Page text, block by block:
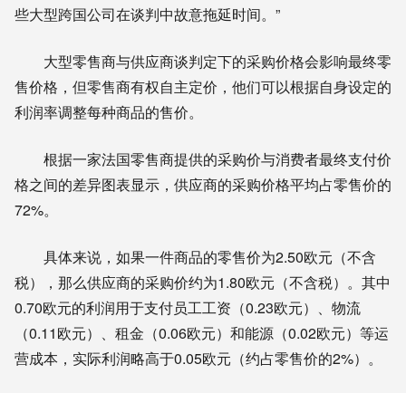
些大型跨国公司在谈判中故意拖延时间。”
大型零售商与供应商谈判定下的采购价格会影响最终零
售价格，但零售商有权自主定价，他们可以根据自身设定的
利润率调整每种商品的售价。
根据一家法国零售商提供的采购价与消费者最终支付价
格之间的差异图表显示，供应商的采购价格平均占零售价的
72%。
具体来说，如果一件商品的零售价为2.50欧元（不含
税），那么供应商的采购价约为1.80欧元（不含税）。其中
0.70欧元的利润用于支付员工工资（0.23欧元）、物流
（0.11欧元）、租金（0.06欧元）和能源（0.02欧元）等运
营成本，实际利润略高于0.05欧元（约占零售价的2%）。